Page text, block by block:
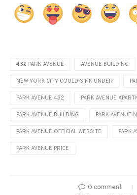
432 PARK AVENUE AVENUE BUILDING
NEW YORK CITY COULD SINK UNDER
PARK AVENUE 432 PARK AVENUE
PARK AVENUE BUILDING PARK AVENUE
PARK AVENUE OFFICIAL WEBSITE PARK
PARK AVENUE PRICE
0 comment